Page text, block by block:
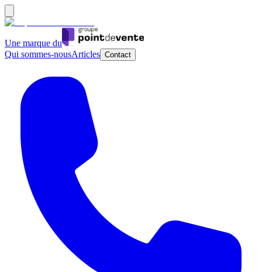
Une marque du
Qui sommes-nousArticles Contact